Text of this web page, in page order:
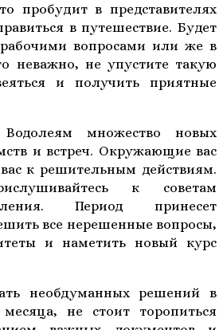
пробудит в представителях
в путешествие. Будет
вопросами или же в
неважно, не упустите такую
и получить приятные
множество новых
и встреч. Окружающие вас
к решительным действиям.
к советам
Период принесет
все нерешенные вопросы,
и наметить новый курс
необдуманных решений в
не стоит торопиться